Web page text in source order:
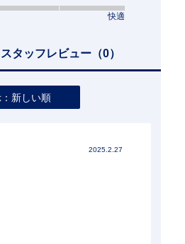
快適
スタッフレビュー（0）
新しい順
2025.2.27